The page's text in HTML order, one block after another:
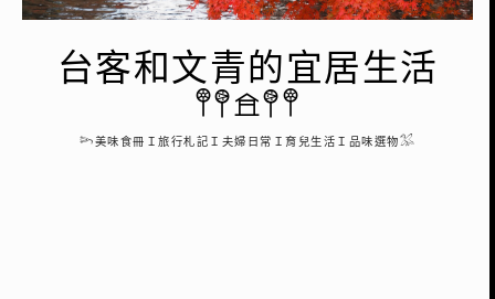
台客和文青的宜居生活
𖤣𖤥𖠿𖤥𖤣
𓆸美味食冊Ｉ旅行札記Ｉ夫婦日常Ｉ育兒生活Ｉ品味選物𓅮